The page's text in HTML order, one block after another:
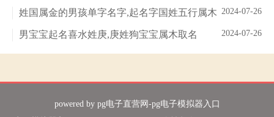
2024-07-26
姓国属金的男孩单字名字,起名字国姓五行属木
2024-07-26
男宝宝起名喜水姓庚,庚姓狗宝宝属木取名
powered by pg电子直营网-pg电子模拟器入口